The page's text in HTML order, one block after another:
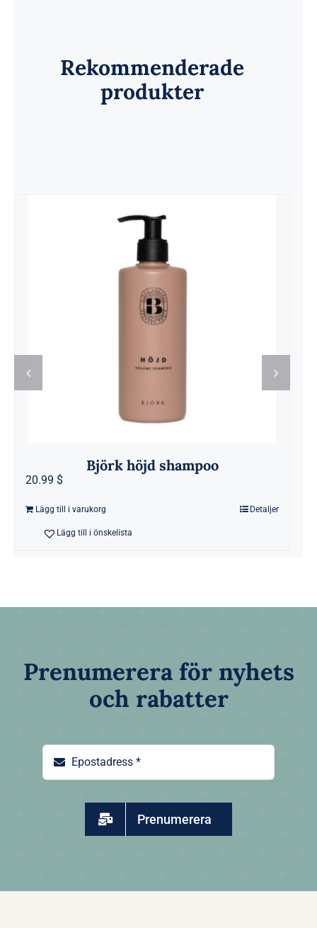
Rekommenderade
produkter
Björk höjd shampoo
$
Lägg till i varukorg Detaljer
Lägg till i önskelista
Prenumerera för nyhets
och rabatter
Prenumerera